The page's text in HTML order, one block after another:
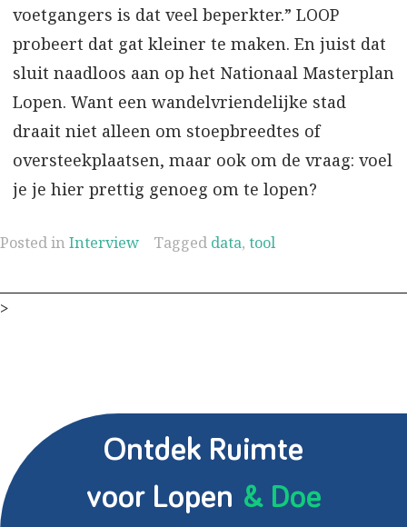
voetgangers is dat veel beperkter.” LOOP
probeert dat gat kleiner te maken. En juist dat
sluit naadloos aan op het Nationaal Masterplan
Lopen. Want een wandelvriendelijke stad
draait niet alleen om stoepbreedtes of
oversteekplaatsen, maar ook om de vraag: voel
je je hier prettig genoeg om te lopen?
Posted in Interview Tagged data,tool
>
Ontdek Ruimte
voor Lopen & Doe